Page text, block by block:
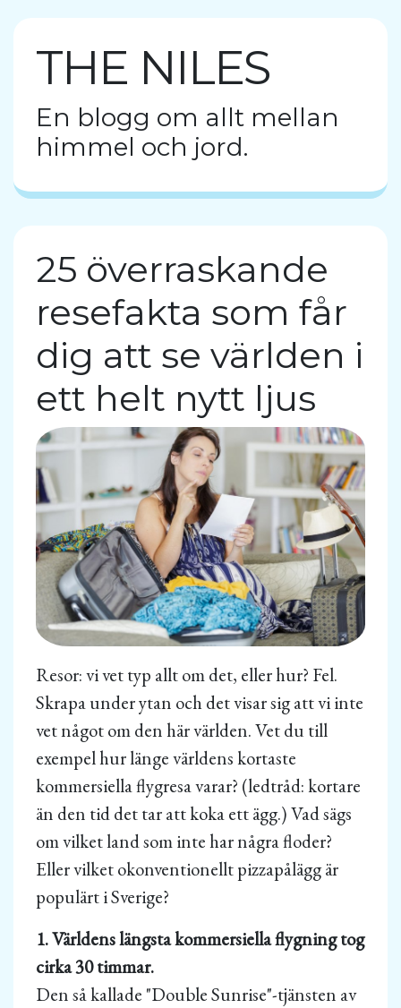
THE NILES
En blogg om allt mellan
himmel och jord.
25 överraskande
resefakta som får
dig att se världen i
ett helt nytt ljus
Resor: vi vet typ allt om det, eller hur? Fel.
Skrapa under ytan och det visar sig att vi inte
vet något om den här världen. Vet du till
exempel hur länge världens kortaste
kommersiella flygresa varar? (ledtråd: kortare
än den tid det tar att koka ett ägg.) Vad sägs
om vilket land som inte har några floder?
Eller vilket okonventionellt pizzapålägg är
populärt i Sverige?
1. Världens längsta kommersiella flygning tog
cirka 30 timmar.
Den så kallade "Double Sunrise"-tjänsten av